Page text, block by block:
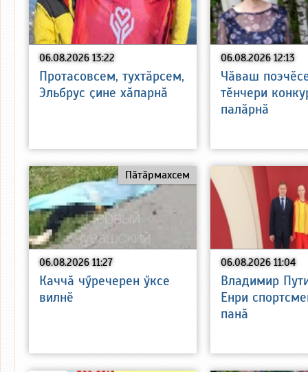
06.08.2026 13:22
Протасовсем, тухтӑрсем,
Эльбрус ҫине хӑпарнӑ
06.08.2026 12:13
Чӑваш
тӗнчери
палӑрнӑ
06.08.2026 11:27
Пӑтӑрмахсем
Каччӑ чӳречерен ӳксе
вилнӗ
06.08.2026 11:04
Владимир
Енри
панӑ